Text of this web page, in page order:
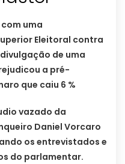
uma
Eleitoral contra
de uma
a pré-
que caiu 6 %
vazado da
Daniel Vorcaro
os entrevistados e
do parlamentar.